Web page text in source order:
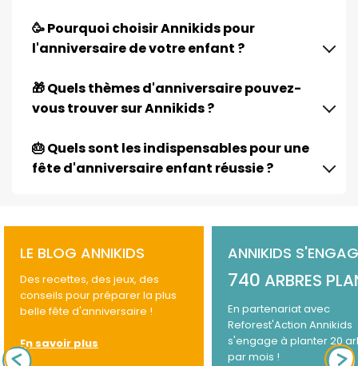
🥳 Pourquoi choisir Annikids pour
l'anniversaire de votre enfant ?
🎁 Quels thèmes d'anniversaire pouvez-
vous trouver sur Annikids ?
🎂 Quels sont les indispensables pour une
fête d'anniversaire enfant réussie ?
LE BLOG ANNIKIDS
Des recettes, des jeux, des
conseils pour préparer la plus
belle fête d'anniversaire !
En savoir plus
ANNIKIDS
740 ARBRES
En partenariat avec
Reforest'Action Annikids
s'engage à planter 20
par mois !